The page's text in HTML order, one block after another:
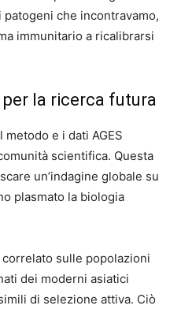
che incontravamo,
immunitario a ricalibrarsi
la ricerca futura
e i dati AGES
scientifica. Questa
un’indagine globale su
plasmato la biologia
sulle popolazioni
dei moderni asiatici
di selezione attiva. Ciò